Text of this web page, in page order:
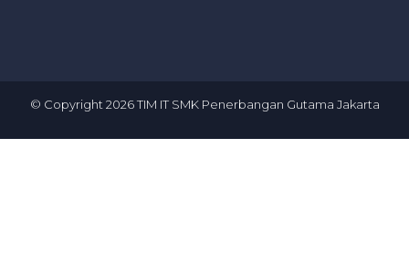
© Copyright 2026TIM IT SMK Penerbangan Gutama Jakarta